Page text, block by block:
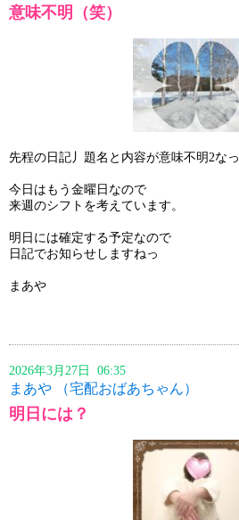
意味不明（笑）
先程の日記丿題名と内容が意味不明2な
今日はもう金曜日なので
来週のシフトを考えています。
明日には確定する予定なので
日記でお知らせしますねっ
まあや
2026年3月27日 06:35
まあや （宅配おばあちゃん）
明日には？